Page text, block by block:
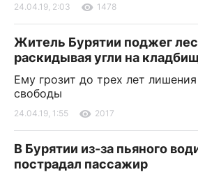
24.04.19, 2:03 1478
Житель Бурятии поджег
раскидывая угли на
Ему грозит до трех лет лишения
свободы
24.04.19, 1:55 2017
В Бурятии из-за пьяного
пострадал пассажир